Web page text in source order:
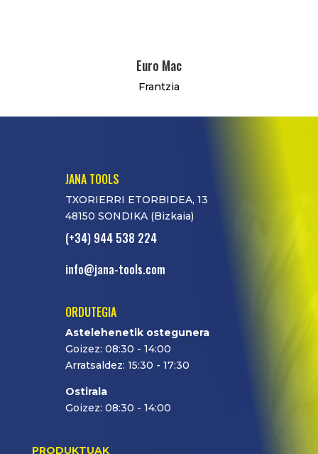
Euro Mac
Frantzia
JANA TOOLS
TXORIERRI ETORBIDEA, 13
48150 SONDIKA (Bizkaia)
(+34) 944 538 224
info@jana-tools.com
ORDUTEGIA
Astelehenetik ostegunera
Goizez: 08:30 - 14:00
Arratsaldez: 15:30 - 17:30
Ostirala
Goizez: 08:30 - 14:00
PRODUKTUAK